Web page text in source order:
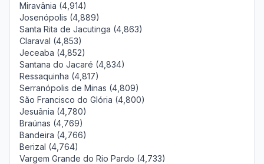
Miravânia (4,914)
Josenópolis (4,889)
Santa Rita de Jacutinga (4,863)
Claraval (4,853)
Jeceaba (4,852)
Santana do Jacaré (4,834)
Ressaquinha (4,817)
Serranópolis de Minas (4,809)
São Francisco do Glória (4,800)
Jesuânia (4,780)
Braúnas (4,769)
Bandeira (4,766)
Berizal (4,764)
Vargem Grande do Rio Pardo (4,733)